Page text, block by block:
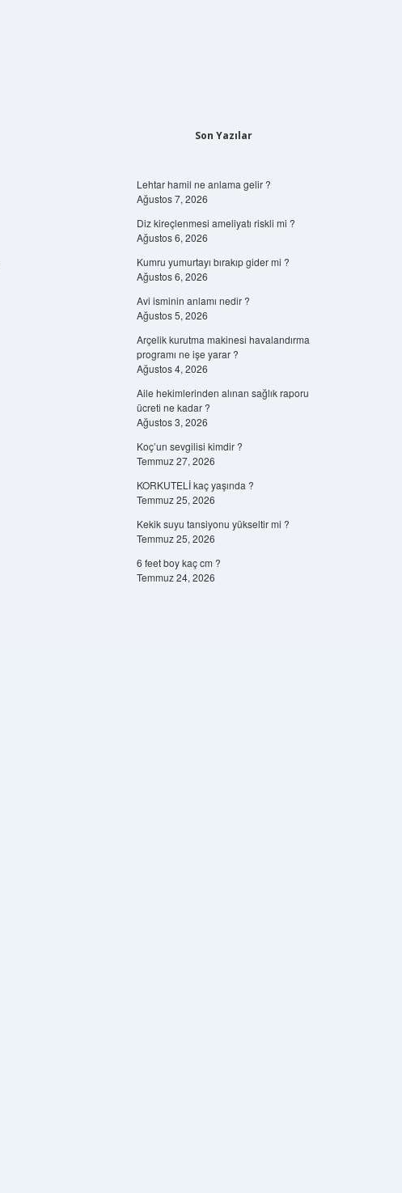
Son Yazılar
Lehtar hamil ne anlama gelir ?
Ağustos 7, 2026
Diz kireçlenmesi ameliyatı riskli mi ?
Ağustos 6, 2026
Kumru yumurtayı bırakıp gider mi ?
Ağustos 6, 2026
Avi isminin anlamı nedir ?
Ağustos 5, 2026
Arçelik kurutma makinesi havalandırma
programı ne işe yarar ?
Ağustos 4, 2026
Aile hekimlerinden alınan sağlık raporu
ücreti ne kadar ?
Ağustos 3, 2026
Koç’un sevgilisi kimdir ?
Temmuz 27, 2026
KORKUTELİ kaç yaşında ?
Temmuz 25, 2026
Kekik suyu tansiyonu yükseltir mi ?
Temmuz 25, 2026
6 feet boy kaç cm ?
Temmuz 24, 2026